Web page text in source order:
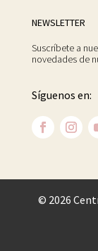
NEWSLETTER
Suscríbete a
novedades de
Síguenos en:
© 2026